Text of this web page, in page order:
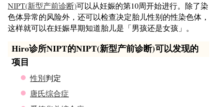
NIPT(新型产前诊断)可以从妊娠的第10周开始进行。除了染
色体异常的风险外，还可以检查决定胎儿性别的性染色体，
这样就可以在妊娠早期知道胎儿是「男孩还是女孩」。
Hiro诊所NIPT的NIPT(新型产前诊断)可以发现的
项目
性別判定
唐氏综合症